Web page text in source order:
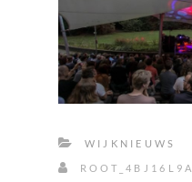
WIJKNIEUWS
ROOT_4BJ16L9A